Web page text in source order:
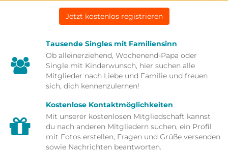
Jetzt kostenlos registrieren
Tausende Singles mit Familiensinn
Ob alleinerziehend, Wochenend-Papa oder
Single mit Kinderwunsch, hier suchen alle
Mitglieder nach Liebe und Familie und freuen
sich, dich kennenzulernen!
Kostenlose Kontaktmöglichkeiten
Mit unserer kostenlosen Mitgliedschaft kannst
du nach anderen Mitgliedern suchen, ein Profil
mit Fotos erstellen, Fragen und Grüße versenden
sowie Nachrichten beantworten.